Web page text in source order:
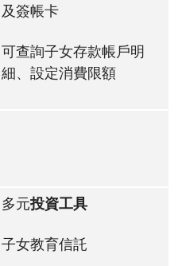
及簽帳卡
可查詢子女存款帳戶明
細、設定消費限額
多元投資工具
子女教育信託